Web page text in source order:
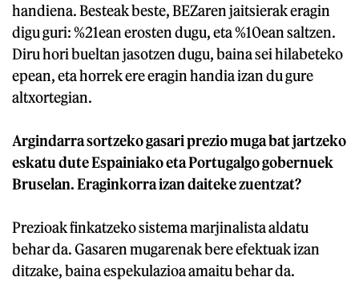
handiena. Besteak beste, BEZaren jaitsierak eragin
digu guri: %21ean erosten dugu, eta %10ean saltzen.
Diru hori bueltan jasotzen dugu, baina sei hilabeteko
epean, eta horrek ere eragin handia izan du gure
altxortegian.
Argindarra sortzeko gasari prezio muga bat jartzeko
eskatu dute Espainiako eta Portugalgo gobernuek
Bruselan. Eraginkorra izan daiteke zuentzat?
Prezioak finkatzeko sistema marjinalista aldatu
behar da. Gasaren mugarenak bere efektuak izan
ditzake, baina espekulazioa amaitu behar da.